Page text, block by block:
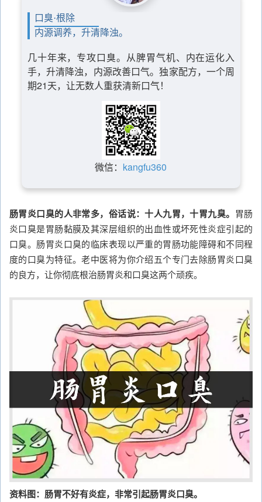
口臭·根除
内源调养，升清降浊。
几十年来，专攻口臭。从脾胃气机、内在运化入
手，升清降浊，内源改善口气。独家配方，一个周
期21天，让无数人重获清新口气！
微信： kangfu360
肠胃炎口臭的人非常多，俗话说：十人九胃，十胃九臭。 胃肠
炎口臭是胃肠黏膜及其深层组织的出血性或坏死性炎症引起的
口臭。肠胃炎口臭的临床表现以严重的胃肠功能障碍和不同程
度的口臭为特征。老中医将为你介绍五个专门去除肠胃炎口臭
的良方，让你彻底根治肠胃炎和口臭这两个顽疾。
资料图：肠胃不好有炎症，非常引起肠胃炎口臭。